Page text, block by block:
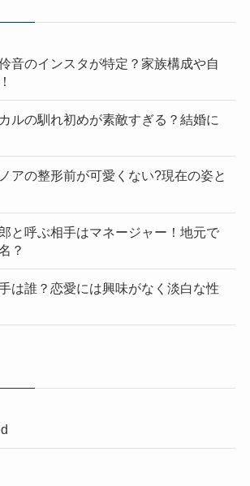
音のインスタが特定？家族構成や自
ルの馴れ初めが素敵すぎる？結婚に
アの整形前が可愛くない?現在の姿と
と呼ぶ相手はマネージャー！地元で
？
は誰？恋愛には興味がなく淡白な性